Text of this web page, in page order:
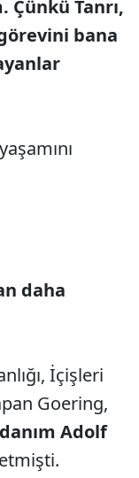
Tanrı,
bana
daha
İçişleri
Goering,
Adolf